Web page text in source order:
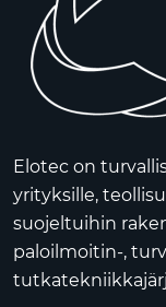
Elotec on
yrityksille,
suojeltuihin
paloilmoitin-,